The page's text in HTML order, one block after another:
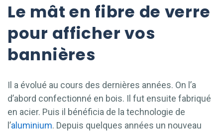
Le mât en fibre de verre
pour afficher vos
bannières
Il a évolué au cours des dernières années. On l’a
d’abord confectionné en bois. Il fut ensuite fabriqué
en acier. Puis il bénéficia de la technologie de
l’aluminium. Depuis quelques années un nouveau